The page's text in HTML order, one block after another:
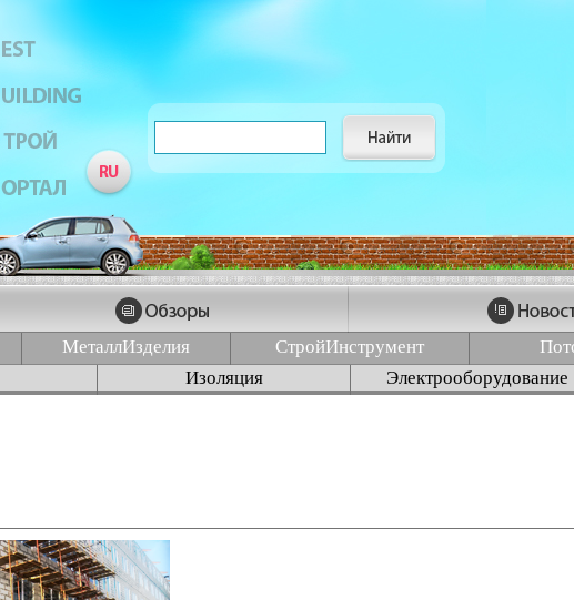
МеталлИзделия СтройИнструмент
Изоляция Электрооборудование